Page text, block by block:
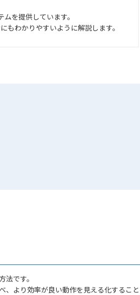
を提供しています。
もわかりやすいように解説します。
です。
、より効率が良い動作を見える化するこ